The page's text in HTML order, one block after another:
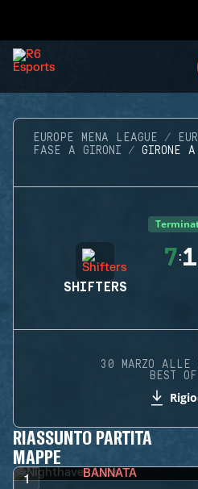
EUROPE MENA LEAGUE
FASE A GIRONI
GIRONE
SHIFTERS
7:1
30 MARZO
BEST
RIASSUNTO PARTITA
MAPPE
1 BANNATA